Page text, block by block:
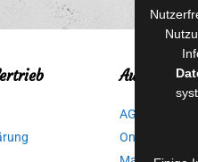
AGB für
Online-Artikel